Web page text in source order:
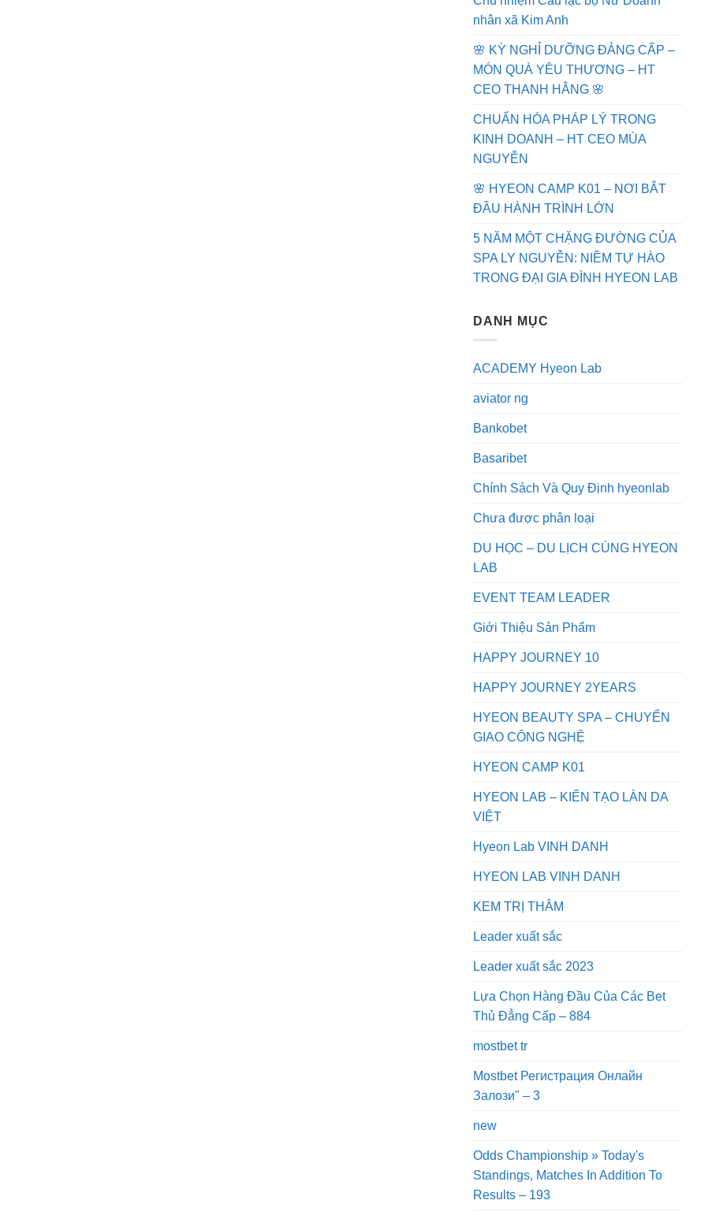
nhân xã Kim Anh
🌸 KỲ NGHỈ DƯỠNG ĐẲNG CẤP –
MÓN QUÀ YÊU THƯƠNG – HT
CEO THANH HẰNG 🌸
CHUẨN HÓA PHÁP LÝ TRONG
KINH DOANH – HT CEO MÙA
NGUYỄN
🌸 HYEON CAMP K01 – NƠI BẮT
ĐẦU HÀNH TRÌNH LỚN
5 NĂM MỘT CHẶNG ĐƯỜNG CỦA
SPA LY NGUYỄN: NIỀM TỰ HÀO
TRONG ĐẠI GIA ĐÌNH HYEON LAB
DANH MỤC
ACADEMY Hyeon Lab
aviator ng
Bankobet
Basaribet
Chính Sách Và Quy Định hyeonlab
Chưa được phân loại
DU HỌC – DU LỊCH CÙNG HYEON
LAB
EVENT TEAM LEADER
Giới Thiệu Sản Phẩm
HAPPY JOURNEY 10
HAPPY JOURNEY 2YEARS
HYEON BEAUTY SPA – CHUYỂN
GIAO CÔNG NGHỆ
HYEON CAMP K01
HYEON LAB – KIẾN TẠO LÀN DA
VIỆT
Hyeon Lab VINH DANH
HYEON LAB VINH DANH
KEM TRỊ THÂM
Leader xuất sắc
Leader xuất sắc 2023
Lựa Chọn Hàng Đầu Của Các Bet
Thủ Đẳng Cấp – 884
mostbet tr
Mostbet Регистрация Онлайн
Залози" – 3
new
Odds Championship » Today's
Standings, Matches In Addition To
Results – 193